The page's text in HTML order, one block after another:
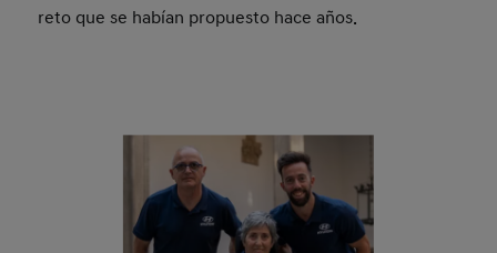
reto que se habían propuesto hace años.